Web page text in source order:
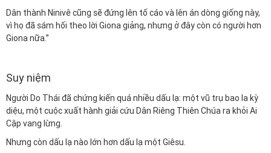
Dân thành Ninivê cũng sẽ đứng lên tố cáo và lên án dòng giống này,
vì họ đã sám hối theo lời Giona giảng, nhưng ở đây còn có người hơn
Giona nữa.”
Suy niệm
Người Do Thái đã chứng kiến quá nhiều dấu lạ: một vũ trụ bao la kỳ
diệu, một cuộc xuất hành giải cứu Dân Riêng Thiên Chúa ra khỏi Ai
Cập vang lừng.
Nhưng còn dấu lạ nào lớn hơn dấu lạ một Giêsu.